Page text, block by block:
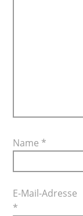
Name *
E-Mail-Adresse
*